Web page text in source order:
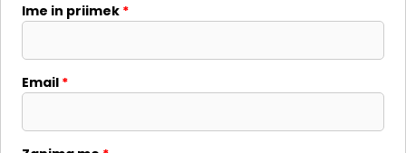
Ime in priimek *
Email *